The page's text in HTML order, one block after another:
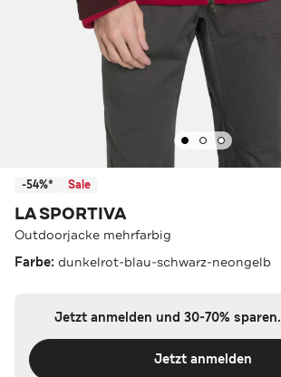
-54%* Sale
LA SPORTIVA
Outdoorjacke mehrfarbig
Farbe: dunkelrot-blau-schwarz-neongelb
Jetzt anmelden und 30-70% sparen.
Jetzt anmelden